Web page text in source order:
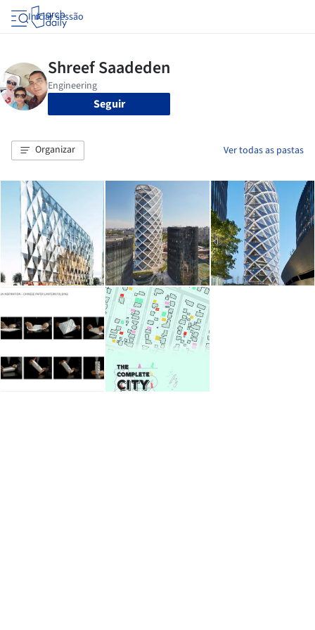
Iniciar sessão
Seguir
Organizar Ver todas as pastas